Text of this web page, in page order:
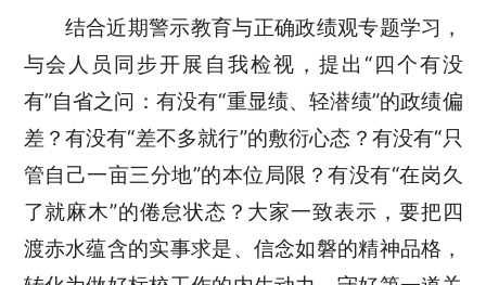
结合近期警示教育与正确政绩观专题学习，
与会人员同步开展自我检视，提出 “四个有没
有”自省之问：有没有“重显绩、轻潜绩”的政绩偏
差？有没有“差不多就行”的敷衍心态？有没有“只
管自己一亩三分地”的本位局限？有没有“在岗久
了就麻木”的倦怠状态？大家一致表示，要把四
渡赤水蕴含的实事求是、信念如磐的精神品格，